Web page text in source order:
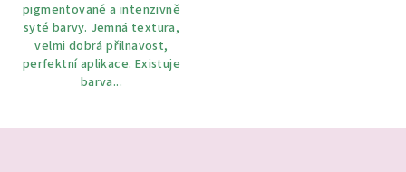
pigmentované a intenzivně
syté barvy. Jemná textura,
velmi dobrá přilnavost,
perfektní aplikace. Existuje
barva...